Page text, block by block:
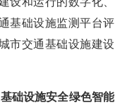
基础设施监测平台评
市交通基础设施建设
础设施安全绿色智能